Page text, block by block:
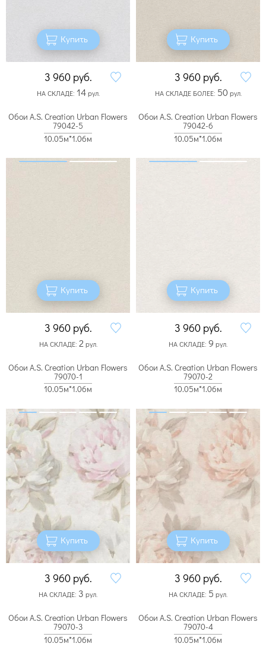
Купить
3 960 руб.
НА СКЛАДЕ: 14рул.
Купить
3 960 руб.
НА СКЛАДЕ БОЛЕЕ: 50рул.
Обои A.S. Creation Urban Flowers
79042-5
10.05м*1.06м
Купить
3 960 руб.
НА СКЛАДЕ: 2 рул.
Обои A.S. Creation Urban Flowers
79042-6
10.05м*1.06м
Купить
3 960 руб.
НА СКЛАДЕ: 9 рул.
Обои A.S. Creation Urban Flowers
79070-1
10.05м*1.06м
Купить
3 960 руб.
НА СКЛАДЕ: 3 рул.
Обои A.S. Creation Urban Flowers
79070-2
10.05м*1.06м
Купить
3 960 руб.
НА СКЛАДЕ: 5 рул.
Обои A.S. Creation Urban Flowers
79070-3
10.05м*1.06м
Обои A.S. Creation Urban Flowers
79070-4
10.05м*1.06м